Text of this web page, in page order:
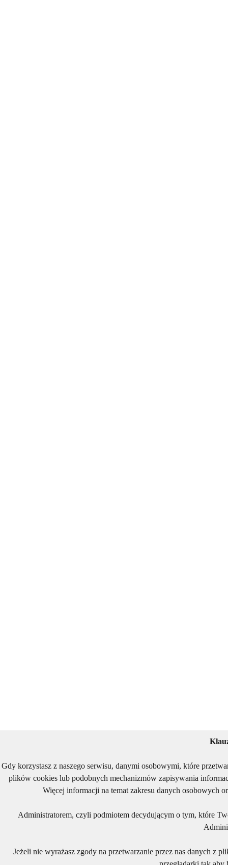
Gdy korzystasz z naszego serwisu, danymi osobowymi, które
plików cookies lub podobnych mechanizmów zapisywania
Więcej informacji na temat zakresu danych osobowych
Administratorem, czyli podmiotem decydującym o tym, które
Jeżeli nie wyrażasz zgody na przetwarzanie przez nas danych z